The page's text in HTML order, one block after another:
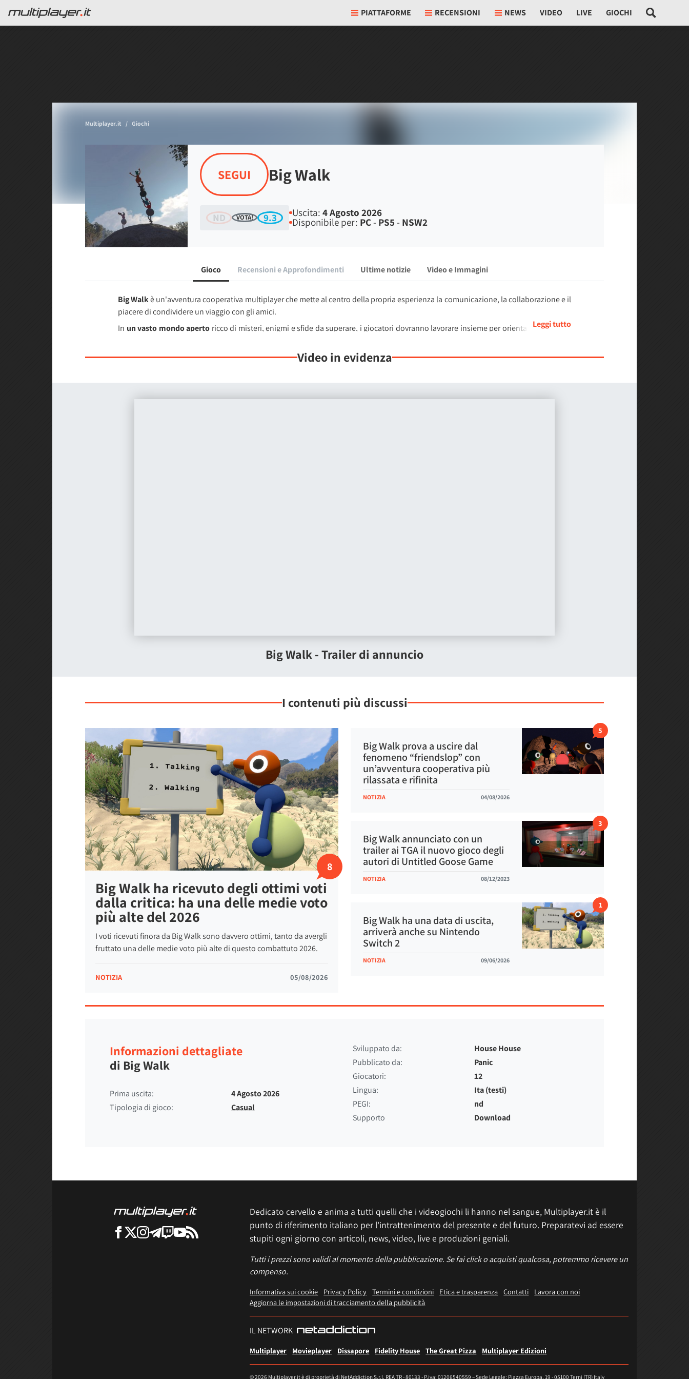
PIATTAFORME RECENSIONI NEWS VIDEO LIVE GIOCHI
Multiplayer.it Giochi
SEGUI Big Walk
ND VOTA! 9.3 Uscita:4 Agosto 2026
Disponibile per: PC- PS5- NSW2
Gioco Recensioni e Approfondimenti Ultime notizie Video e Immagini
Big Walkè un'avventura cooperativa multiplayer che mette al centro della propria esperienza la comunicazione, la collaborazione e il
piacere di condividere un viaggio con gli amici.
In un vasto mondo aperto ricco di misteri, enigmi e sfide da superare, i giocatori dovranno lavorare insieme per orientarsi, trovare la
La particolarità dell'esperienza risiede nel suoavanzato sistema di interazione sociale. La chat vocale basata sulla prossimità rende
Quando le parole non bastano o non sono disponibili, entrano in giocogesti, segnali e una vasta gamma di strumenti, dai laser ai
Video in evidenza
Big Walk - Trailer di annuncio
I contenuti più discussi
Big Walk ha ricevuto degli ottimi voti
dalla critica: ha una delle medie voto
più alte del 2026
I voti ricevuti finora da Big Walk sono davvero ottimi, tanto da avergli
fruttato una delle medie voto più alte di questo combattuto 2026.
NOTIZIA 05/08/2026
8
Big Walk prova a uscire dal
fenomeno “friendslop” con
un’avventura cooperativa più
rilassata e rifinita
NOTIZIA 04/08/2026
5
Big Walk annunciato con un
trailer ai TGA il nuovo gioco degli
autori di Untitled Goose Game
NOTIZIA 08/12/2023
3
Big Walk ha una data di uscita,
arriverà anche su Nintendo
Switch 2
NOTIZIA 09/06/2026
1
Informazioni dettagliate
di Big Walk
Prima uscita:
4 Agosto 2026
Tipologia di gioco:
Casual
Sviluppato da:
House House
Pubblicato da:
Panic
Giocatori:
12
Lingua:
Ita (testi)
PEGI:
nd
Supporto
Download
Dedicato cervello e anima a tutti quelli che i videogiochi li hanno nel sangue, Multiplayer.it è il
punto di riferimento italiano per l'intrattenimento del presente e del futuro. Preparatevi ad essere
stupiti ogni giorno con articoli, news, video, live e produzioni geniali.
Tutti i prezzi sono validi al momento della pubblicazione. Se fai click o acquisti qualcosa, potremmo ricevere un
compenso.
Informativa sui cookie Privacy Policy Termini e condizioni Etica e trasparenza Contatti
Lavora con noi
Aggiorna le impostazioni di tracciamento della pubblicità
IL NETWORK
Multiplayer Movieplayer Dissapore Fidelity House The Great Pizza Multiplayer Edizioni
© 2026 Multiplayer.it è di proprietà di NetAddiction S.r.l. REA TR - 80133 - P.iva: 01206540559 – Sede Legale: Piazza Europa, 19 - 05100 Terni (TR) Italy